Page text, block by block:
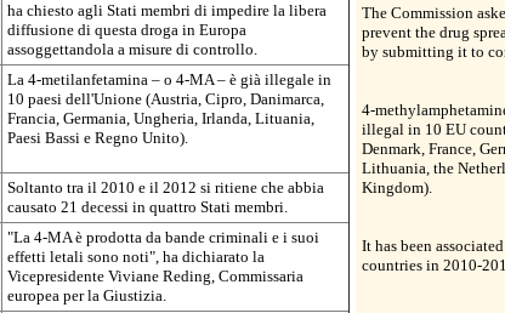
ha chiesto agli Stati membri di impedire la libera
diffusione di questa droga in Europa
assoggettandola a misure di controllo.
La 4-metilanfetamina – o 4-MA – è già illegale in
10 paesi dell'Unione (Austria, Cipro, Danimarca,
Francia, Germania, Ungheria, Irlanda, Lituania,
Paesi Bassi e Regno Unito).
Soltanto tra il 2010 e il 2012 si ritiene che abbia
causato 21 decessi in quattro Stati membri.
"La 4-MA è prodotta da bande criminali e i suoi
effetti letali sono noti", ha dichiarato la
Vicepresidente Viviane Reding, Commissaria
europea per la Giustizia.
The Commission
prevent the drug
by submitting it to
4-
illegal in 10 EU
Denmark, France,
Lithuania, the
Kingdom).
It has been
countries in 2010-